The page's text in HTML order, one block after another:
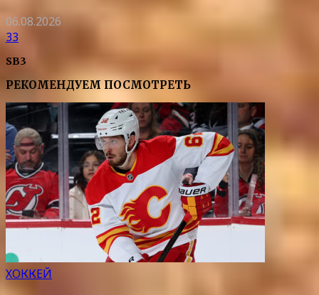
06.08.2026
33
SB3
РЕКОМЕНДУЕМ ПОСМОТРЕТЬ
ХОККЕЙ